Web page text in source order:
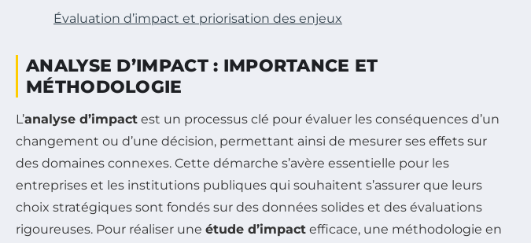
Évaluation d’impact et priorisation des enjeux
ANALYSE D’IMPACT : IMPORTANCE ET
MÉTHODOLOGIE
L’analyse d’impact est un processus clé pour évaluer les conséquences d’un
changement ou d’une décision, permettant ainsi de mesurer ses effets sur
des domaines connexes. Cette démarche s’avère essentielle pour les
entreprises et les institutions publiques qui souhaitent s’assurer que leurs
choix stratégiques sont fondés sur des données solides et des évaluations
rigoureuses. Pour réaliser une étude d’impact efficace, une méthodologie en